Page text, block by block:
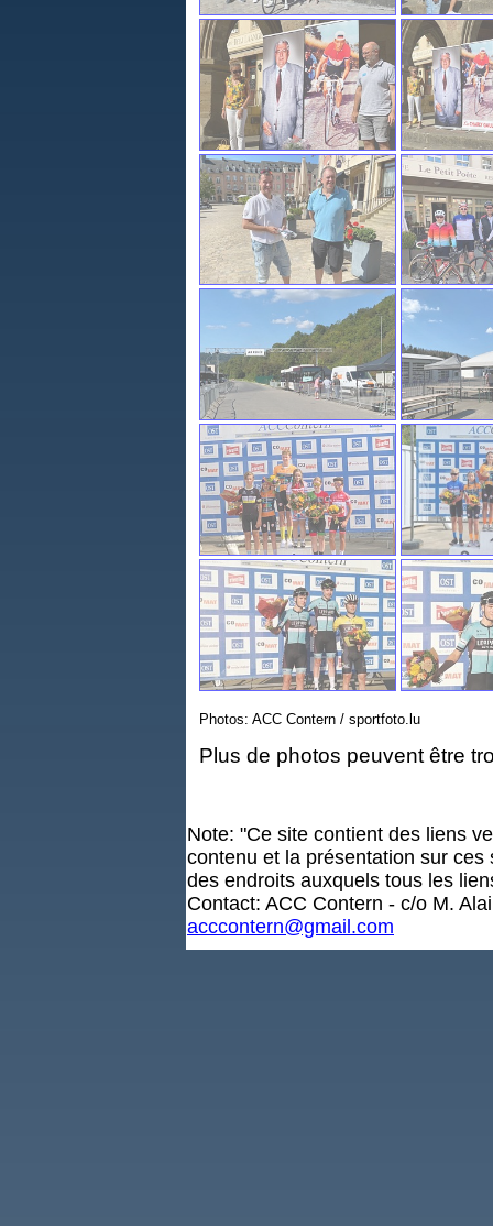
Photos: ACC Contern / sportfoto.lu
Plus de photos peuvent être
Note: "Ce site contient des liens
contenu et la présentation sur
des endroits auxquels tous les
Contact: ACC Contern - c/o M.
acccontern@gmail.com